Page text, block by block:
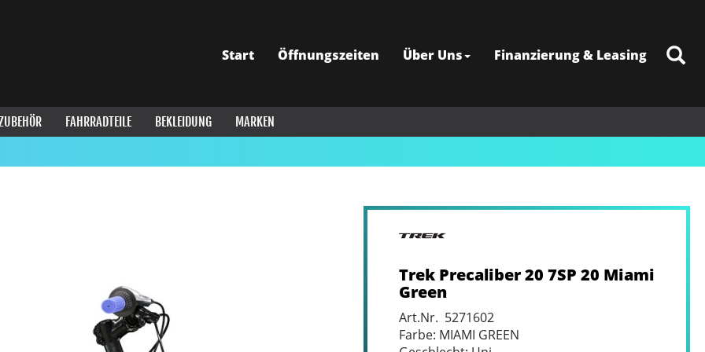
Start Öffnungszeiten Über Uns Finanzierung & Leasing
FAHRRADTEILE BEKLEIDUNG MARKEN
Trek Precaliber 20 7SP 20 Miami
Green
Art.Nr. 5271602
Farbe: MIAMI GREEN